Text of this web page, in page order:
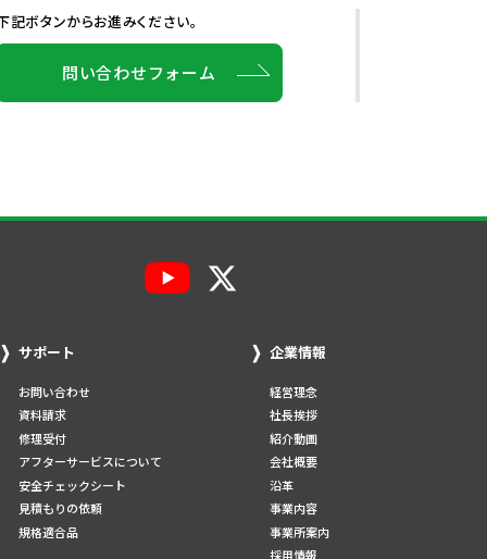
記ボタンからお進みください。
問い合わせフォーム
サポート
お問い合わせ
資料請求
修理受付
アフターサービスについて
安全チェックシート
見積もりの依頼
規格適合品
企業情報
経営理念
社長挨拶
紹介動画
会社概要
沿革
事業内容
事業所案内
採用情報